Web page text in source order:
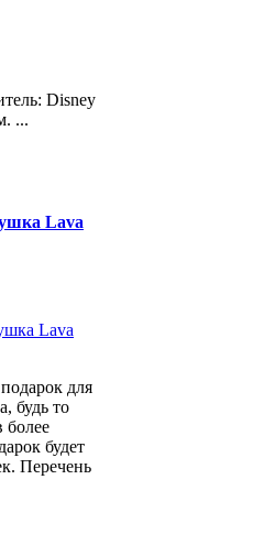
Disney
...
Lava
для
будь то
более
будет
Перечень